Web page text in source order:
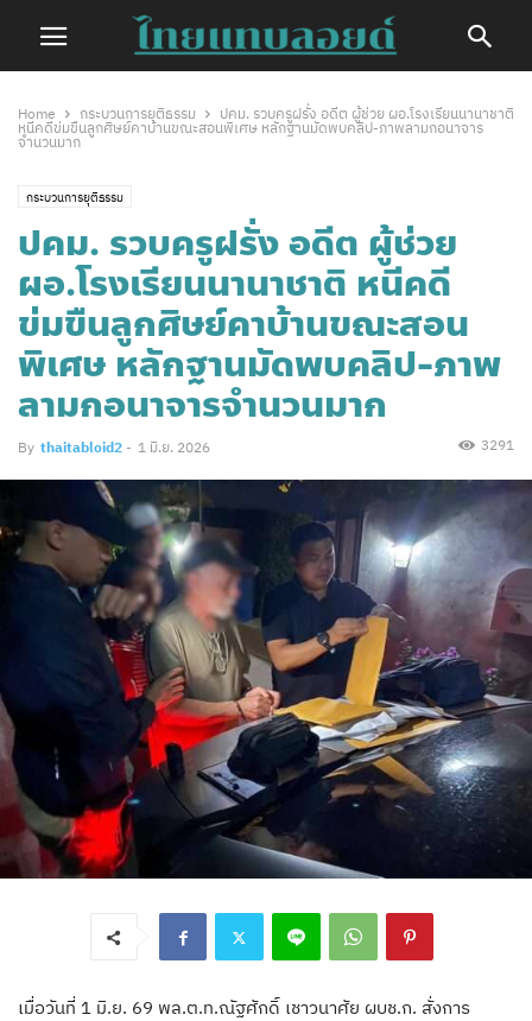
Home กระบวนการยุติธรรม
ปคม. รวบครูฝรั่ง อดีต ผู้ช่วย ผอ.โรงเรียนนานาชาติ
หนีคดีข่มขืนลูกศิษย์คาบ้านขณะสอนพิเศษ หลักฐานมัดพบคลิป-ภาพลามกอนาจาร
จำนวนมาก
กระบวนการยุติธรรม
ปคม. รวบครูฝรั่ง อดีต ผู้ช่วย
ผอ.โรงเรียนนานาชาติ หนีคดี
ข่มขืนลูกศิษย์คาบ้านขณะสอน
พิเศษ หลักฐานมัดพบคลิป-ภาพ
ลามกอนาจารจำนวนมาก
By thaitabloid2 - 1 มิ.ย. 2026 3291
เมื่อวันที่ 1 มิ.ย. 69 พล.ต.ท.ณัฐศักดิ์ เชาวนาศัย ผบช.ก. สั่งการ